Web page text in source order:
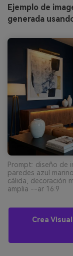
Ejemplo de
generada
Prompt: diseño de
paredes azul
cálida, decoración
amplia --ar 16:9
Crea